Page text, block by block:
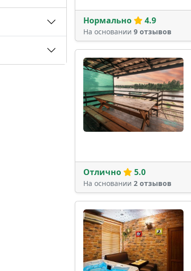
Нормально 4.9
На основании 9 отзывов
Отлично 5.0
На основании 2 отзывов